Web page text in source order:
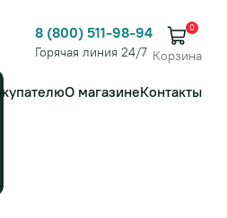
8 (800) 511-98-94
Горячая линия 24/7 Корзина
0
О магазинеКонтакты